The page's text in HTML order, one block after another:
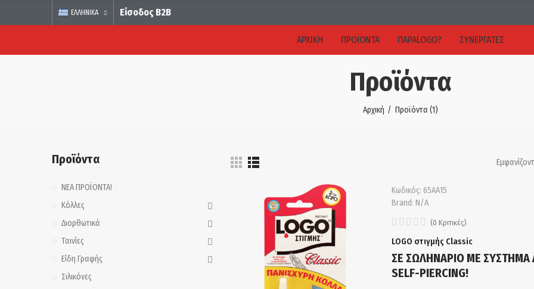
ΕΛΛΗΝΙΚΆ Είσοδος B2B
ΑΡΧΙΚΉ ΠΡΟΪΌΝΤΑ ΠΑΡΑLOGO? ΣΥΝΕΡΓΑΤΕΣ
Προϊόντα
Αρχική Προϊόντα (1)
Κωδικός: 65ΑΑ15
Brand: N/A
(0 Κριτικές)
LOGO στιγμής Classic
ΣΕ ΣΩΛΗΝΑΡΙΟ ΜΕ ΣΥΣΤΗΜΑ
SELF-PIERCING!
Προϊόντα
ΝΕΑ ΠΡΟΪΟΝΤΑ!
Κόλλες
Διορθωτικά
Ταινίες
Είδη Γραφής
Σιλικόνες